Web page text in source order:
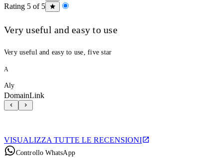
Rating 5 of 5
Very useful and easy to use
Very useful and easy to use, five star
A
Aly
DomainLink
VISUALIZZA TUTTE LE RECENSIONI
Controllo WhatsApp